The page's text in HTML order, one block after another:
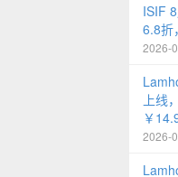
ISIF
6.8折
2026-
上线
￥
2026-